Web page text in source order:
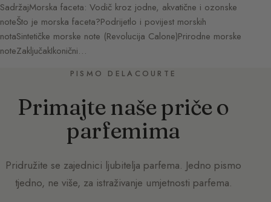
SadržajMorska faceta: Vodič kroz jodne, akvatične i ozonske
noteŠto je morska faceta?Podrijetlo i povijest morskih
notaSintetičke morske note (Revolucija Calone)Prirodne morske
noteZaključakIkonični…
PISMO DELACOURTE
Primajte naše priče o
parfemima
Pridružite se zajednici ljubitelja parfema. Jedno pismo
tjedno, ne više, za istraživanje umjetnosti parfema.